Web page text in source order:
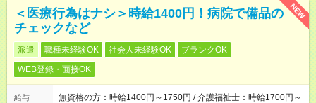
NEW
＜医療行為はナシ＞時給1400円！病院で備品の
チェックなど
派遣 職種未経験OK 社会人未経験OK
ブランクOK
WEB登録・面接OK
給与
無資格の方：時給1400円～1750円 / 介護福祉士：時給1700円～